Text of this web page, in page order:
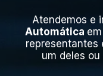
Atendemos e
Automática
representantes
um deles